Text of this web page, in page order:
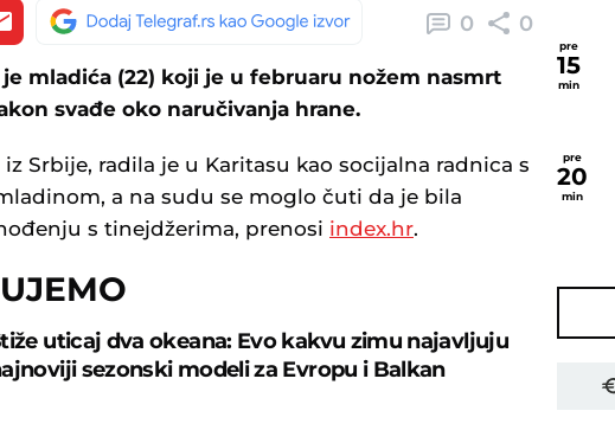
0 0
mladića (22) koji je u februaru nožem nasmrt
svađe oko naručivanja hrane.
Srbije, radila je u Karitasu kao socijalna radnica s
a na sudu se moglo čuti da je bila
s tinejdžerima, prenosi index.hr.
uticaj dva okeana: Evo kakvu zimu najavljuju
sezonski modeli za Evropu i Balkan
pre
15
min
pre
20
min